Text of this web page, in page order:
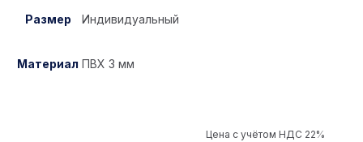
Размер Индивидуальный
Материал ПВХ 3 мм
Цена с учётом НДС 22%